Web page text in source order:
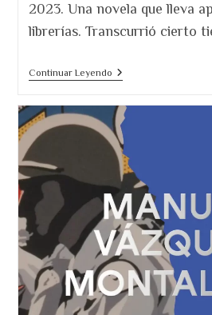
2023. Una novela que lleva
librerías. Transcurrió cierto
Continuar LeyendoAmor
De
Miquel
Esteve.
Editorial
Navona